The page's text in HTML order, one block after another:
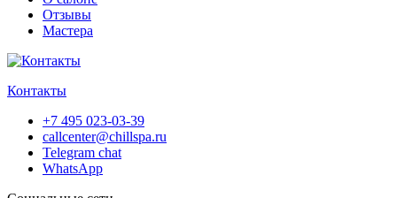
Отзывы
Мастера
Контакты
+7 495 023-03-39
callcenter@chillspa.ru
Telegram chat
WhatsApp